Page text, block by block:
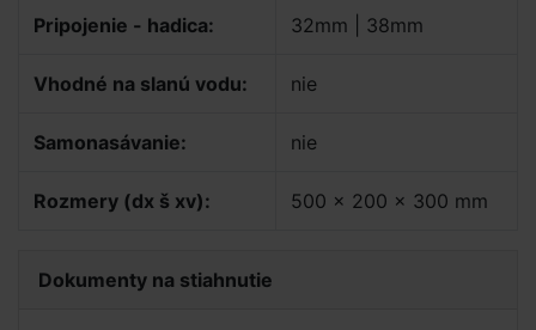
Pripojenie - hadica: 32mm | 38mm
Vhodné na slanú vodu: nie
Samonasávanie: nie
Rozmery (dx š xv): 500 x 200 x 300 mm
Dokumenty na stiahnutie